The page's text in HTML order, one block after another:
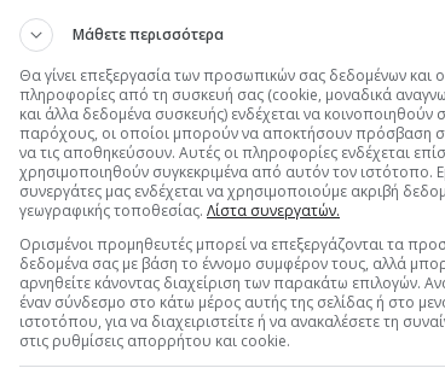
διάγραμμα, η εικόνα είναι αγορά, σύμφωνα με τους
μέσους όρους.
στοGoogle Discover!
εξελίξεις με την υπογραφη εγκυρότητας του Euro2day.gr
FOLLOW US
Μάθετε περισσότερα
Θα γίνει επεξεργασία των προσωπικών σας δεδομένων και
πληροφορίες από τη συσκευή σας (cookie, μοναδικά
και άλλα δεδομένα συσκευής) ενδέχεται να κοινοποιηθούν
παρόχους, οι οποίοι μπορούν να αποκτήσουν πρόσβαση
να τις αποθηκεύσουν. Αυτές οι πληροφορίες ενδέχεται
χρησιμοποιηθούν συγκεκριμένα από αυτόν τον ιστότοπο.
συνεργάτες μας ενδέχεται να χρησιμοποιούμε ακριβή
γεωγραφικής τοποθεσίας. Λίστα συνεργατών.
Ορισμένοι προμηθευτές μπορεί να επεξεργάζονται τα
δεδομένα σας με βάση το έννομο συμφέρον τους, αλλά
αρνηθείτε κάνοντας διαχείριση των παρακάτω επιλογών.
έναν σύνδεσμο στο κάτω μέρος αυτής της σελίδας ή στο
ιστοτόπου, για να διαχειριστείτε ή να ανακαλέσετε τη
στις ρυθμίσεις απορρήτου και cookie.